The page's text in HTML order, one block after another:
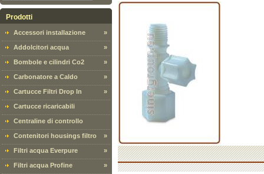
Prodotti
Accessori installazione »
Addolcitori acqua »
Bombole e cilindri Co2 »
Carbonatore a Caldo »
Cartucce Filtri Drop In »
Cartucce ricaricabili
Centraline di controllo
Contenitori housings filtro »
Filtri acqua Everpure »
Filtri acqua Profine »